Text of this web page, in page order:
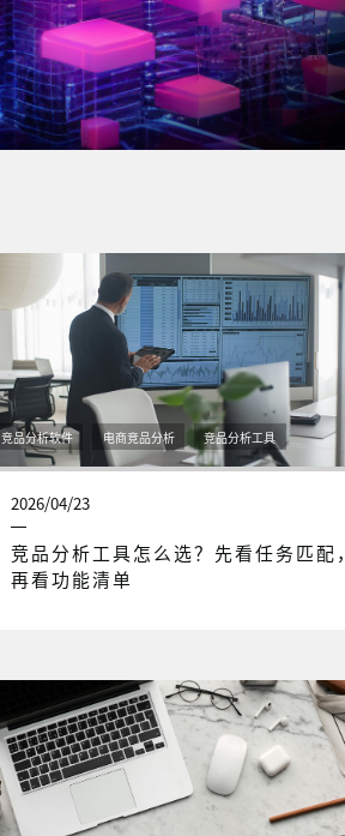
竞品分析软件 电商竞品分析 竞品分析工具
2026/04/23
竞品分析工具怎么选？先看任务匹配，
再看功能清单